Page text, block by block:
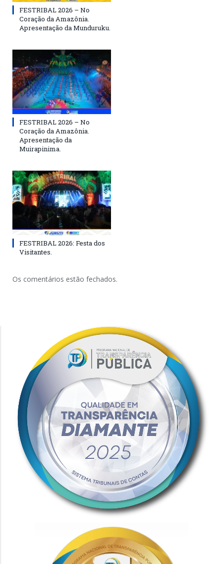
FESTRIBAL 2026 – No
Coração da Amazônia.
Apresentação da Munduruku.
FESTRIBAL 2026 – No
Coração da Amazônia.
Apresentação da
Muirapinima.
FESTRIBAL 2026: Festa dos
Visitantes.
Os comentários estão fechados.